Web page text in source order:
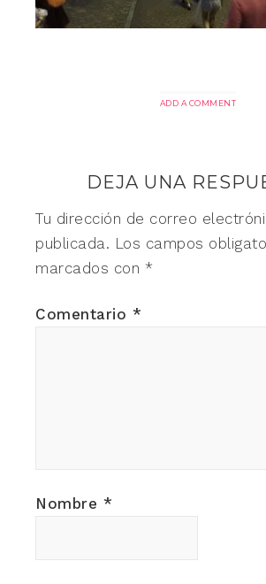
ADD A COMMENT
DEJA UNA
Tu dirección de correo
publicada. Los campos
marcados con *
Comentario *
Nombre *